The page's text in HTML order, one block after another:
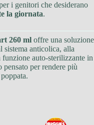
i genitori che desiderano
la giornata.
260 ml offre una soluzione
sistema anticolica, alla
auto-sterilizzante in
per rendere più